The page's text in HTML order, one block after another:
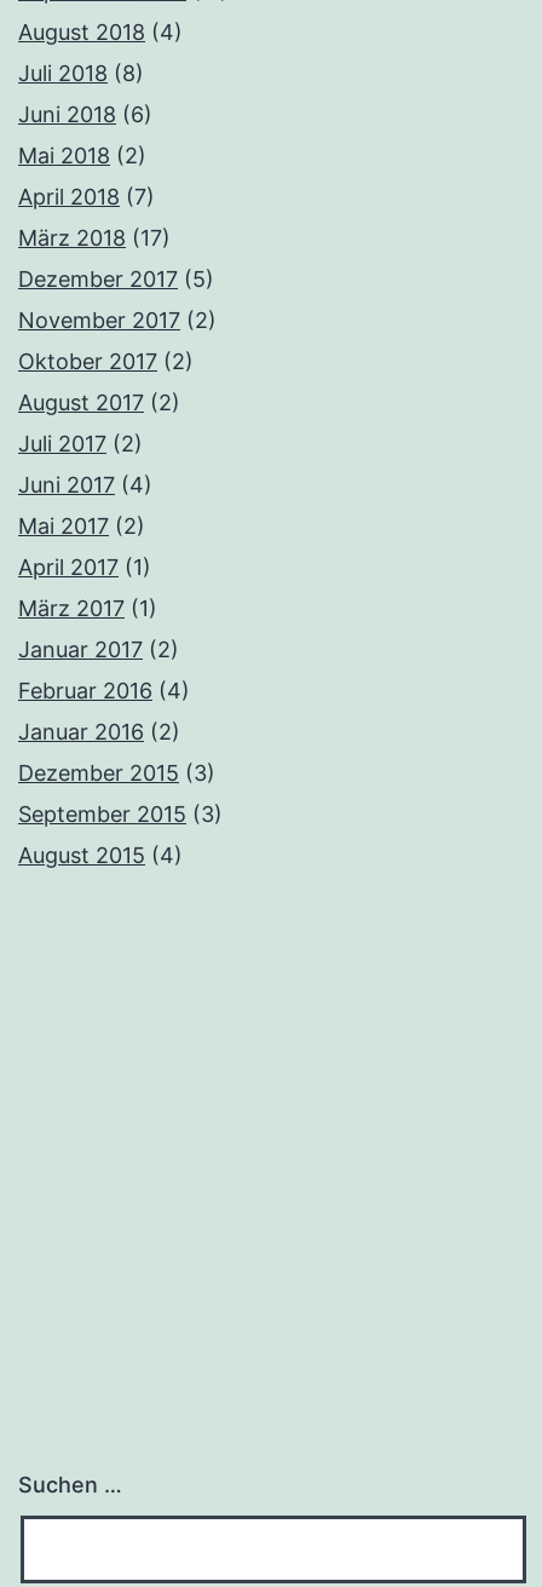
August 2018 (4)
Juli 2018 (8)
Juni 2018 (6)
Mai 2018 (2)
April 2018 (7)
März 2018 (17)
Dezember 2017 (5)
November 2017 (2)
Oktober 2017 (2)
August 2017 (2)
Juli 2017 (2)
Juni 2017 (4)
Mai 2017 (2)
April 2017 (1)
März 2017 (1)
Januar 2017 (2)
Februar 2016 (4)
Januar 2016 (2)
Dezember 2015 (3)
September 2015 (3)
August 2015 (4)
Suchen …